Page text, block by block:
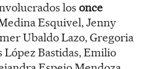
los once
Esquivel, Jenny
Ubaldo Lazo, Gregoria
López Bastidas, Emilio